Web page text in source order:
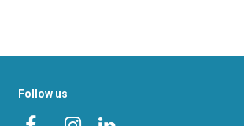
Follow us